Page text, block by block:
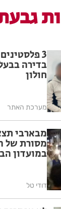
3
בדירה
חולון
מערכת האתר
מבארבי
מסורת של
במועדון
דודי טל